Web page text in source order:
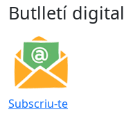
Butlletí digital
Subscriu-te